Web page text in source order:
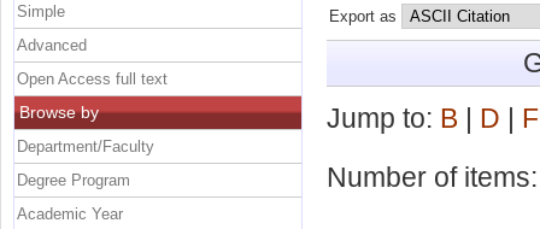
Export as
Jump to: B D F
Number of
Simple
Advanced
Open Access full text
Browse by
Department/Faculty
Degree Program
Academic Year